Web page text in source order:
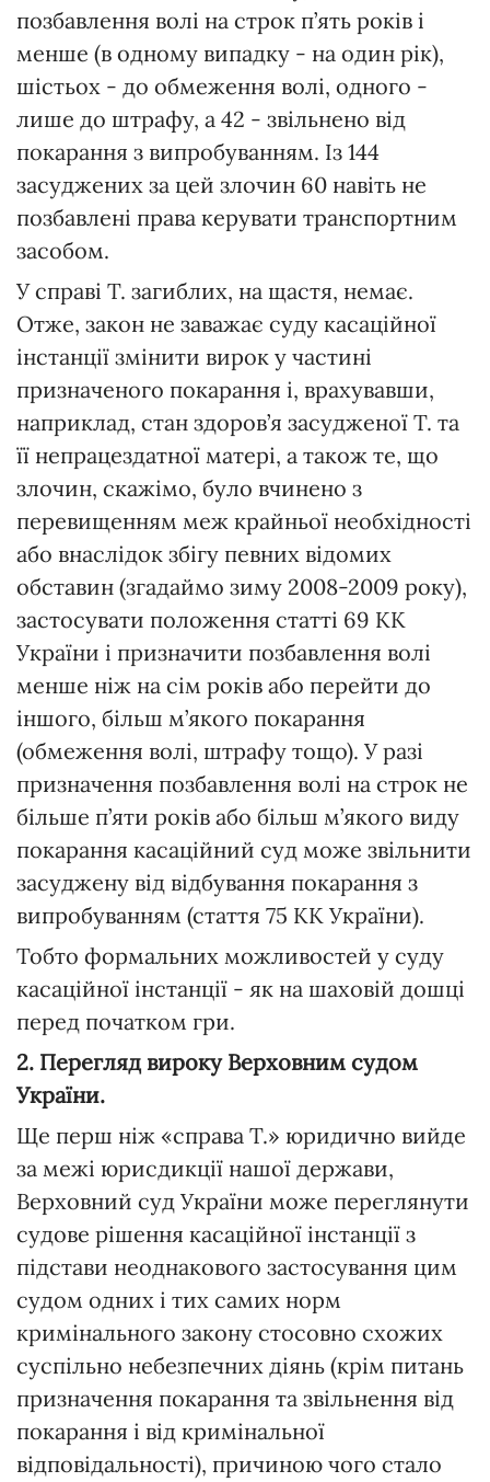
позбавлення волі на строк п’ять років і
менше (в одному випадку - на один рік),
шістьох - до обмеження волі, одного -
лише до штрафу, а 42 - звільнено від
покарання з випробуванням. Із 144
засуджених за цей злочин 60 навіть не
позбавлені права керувати транспортним
засобом.
У справі Т. загиблих, на щастя, немає.
Отже, закон не заважає суду касаційної
інстанції змінити вирок у частині
призначеного покарання і, врахувавши,
наприклад, стан здоров’я засудженої Т. та
її непрацездатної матері, а також те, що
злочин, скажімо, було вчинено з
перевищенням меж крайньої необхідності
або внаслідок збігу певних відомих
обставин (згадаймо зиму 2008-2009 року),
застосувати положення статті 69 КК
України і призначити позбавлення волі
менше ніж на сім років або перейти до
іншого, більш м’якого покарання
(обмеження волі, штрафу тощо). У разі
призначення позбавлення волі на строк не
більше п’яти років або більш м’якого виду
покарання касаційний суд може звільнити
засуджену від відбування покарання з
випробуванням (стаття 75 КК України).
Тобто формальних можливостей у суду
касаційної інстанції - як на шаховій дошці
перед початком гри.
2. Перегляд вироку Верховним судом
України.
Ще перш ніж «справа Т.» юридично вийде
за межі юрисдикції нашої держави,
Верховний суд України може переглянути
судове рішення касаційної інстанції з
підстави неоднакового застосування цим
судом одних і тих самих норм
кримінального закону стосовно схожих
суспільно небезпечних діянь (крім питань
призначення покарання та звільнення від
покарання і від кримінальної
відповідальності), причиною чого стало